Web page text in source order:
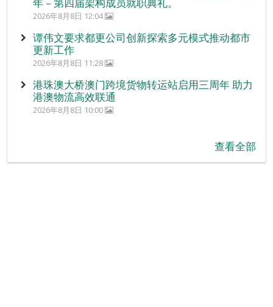
2026年8月8日 12:04
谭伟文要求都更公司创新探索多元模式推动都市
更新工作
2026年8月8日 11:28
港珠澳大桥澳门跨境货物转运站启用三周年 助力
港澳物流高效联通
2026年8月8日 10:00
查看全部